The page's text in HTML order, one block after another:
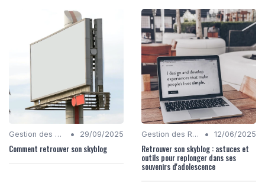
Gestion des Réseaux Sociaux • 29/09/2025
Comment retrouver son skyblog
Gestion des Réseaux Sociaux • 12/06/2025
Retrouver son skyblog : astuces et
outils pour replonger dans ses
souvenirs d'adolescence